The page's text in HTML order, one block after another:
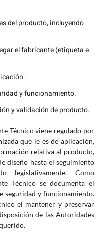
del producto, incluyendo
el fabricante (etiqueta e
y funcionamiento.
y validación de producto.
Técnico viene regulado por
que le es de aplicación,
relativa al producto,
diseño hasta el seguimiento
legislativamente. Como
Técnico se documenta el
seguridad y funcionamiento.
el mantener y preservar
de las Autoridades